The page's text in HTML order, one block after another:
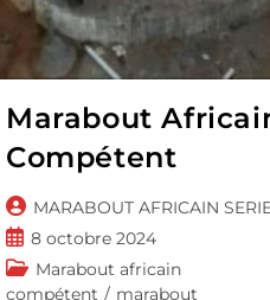
Marabout
Compétent
Auteur/autrice
de
la
publication :
MARABOUT AFRICAIN
Publication
publiée :
8 octobre 2024
Post
category:
Marabout africain
compétent / marabout